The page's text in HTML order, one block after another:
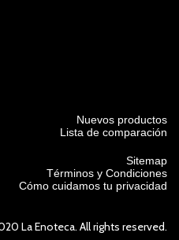
Nuevos productos
Lista de comparación
Sitemap
Términos y Condiciones
Cómo cuidamos tu privacidad
La Enoteca. All rights reserved.